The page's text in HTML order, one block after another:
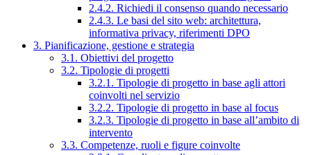
2.4.2. Richiedi il consenso quando necessario
2.4.3. Le basi del sito web: architettura,
informativa privacy, riferimenti DPO
3. Pianificazione, gestione e strategia
3.1. Obiettivi del progetto
3.2. Tipologie di progetti
3.2.1. Tipologie di progetto in base agli attori
coinvolti nel servizio
3.2.2. Tipologie di progetto in base al focus
3.2.3. Tipologie di progetto in base all’ambito di
intervento
3.3. Competenze, ruoli e figure coinvolte